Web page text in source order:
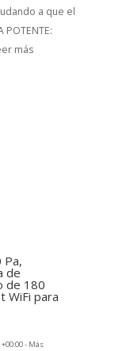
a que el
más
Pa,
de
de 180
WiFi para
- Más